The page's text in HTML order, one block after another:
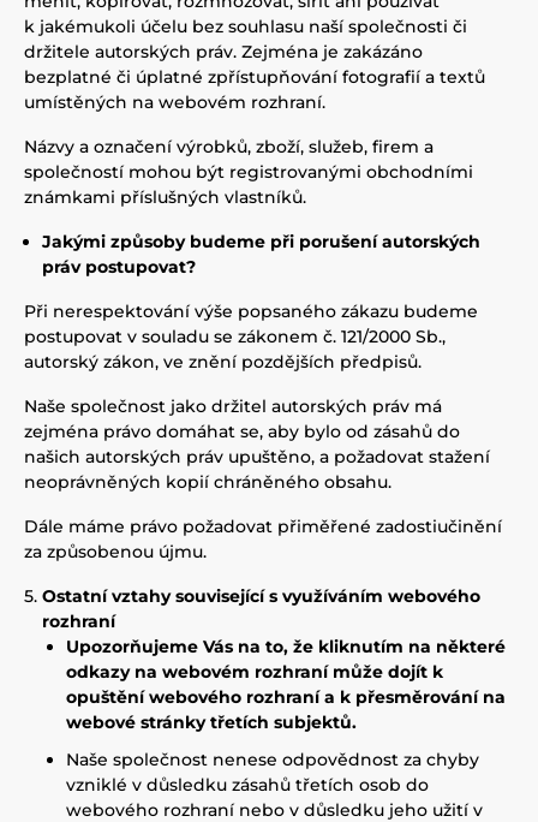
k jakémukoli účelu bez souhlasu naší společnosti či
držitele autorských práv. Zejména je zakázáno
bezplatné či úplatné zpřístupňování fotografií a textů
umístěných na webovém rozhraní.
Názvy a označení výrobků, zboží, služeb, firem a
společností mohou být registrovanými obchodními
známkami příslušných vlastníků.
Jakými způsoby budeme při porušení autorských
práv postupovat?
Při nerespektování výše popsaného zákazu budeme
postupovat v souladu se zákonem č. 121/2000 Sb.,
autorský zákon, ve znění pozdějších předpisů.
Naše společnost jako držitel autorských práv má
zejména právo domáhat se, aby bylo od zásahů do
našich autorských práv upuštěno, a požadovat stažení
neoprávněných kopií chráněného obsahu.
Dále máme právo požadovat přiměřené zadostiučinění
za způsobenou újmu.
Ostatní vztahy související s využíváním webového
rozhraní
Upozorňujeme Vás na to, že kliknutím na některé
odkazy na webovém rozhraní může dojít k
opuštění webového rozhraní a k přesměrování na
webové stránky třetích subjektů.
Naše společnost nenese odpovědnost za chyby
vzniklé v důsledku zásahů třetích osob do
webového rozhraní nebo v důsledku jeho užití v